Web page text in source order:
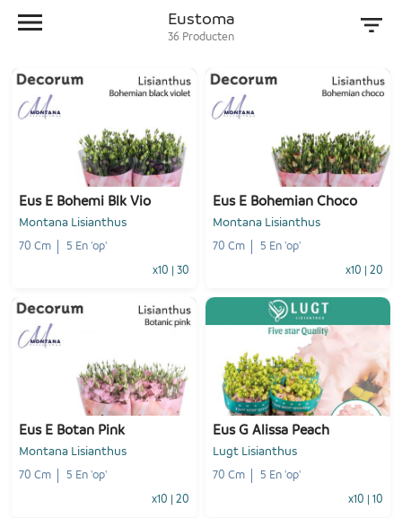
Eustoma
36 Producten
Eus E Bohemi Blk Vio
Montana Lisianthus
70 Cm 5 En 'op'
x10 30
Voeg toe
Eus E Bohemian Choco
Montana Lisianthus
70 Cm 5 En 'op'
x10 20
- 1 + Voeg toe
Eus E Botan Pink
Montana Lisianthus
70 Cm 5 En 'op'
x10 20
Eus G Alissa Peach
Lugt Lisianthus
70 Cm 5 En 'op'
x10 10